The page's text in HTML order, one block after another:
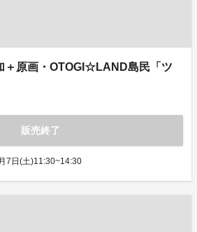
原画・OTOGI☆LAND島民「ツ
販売終了
7日(土)11:30~14:30